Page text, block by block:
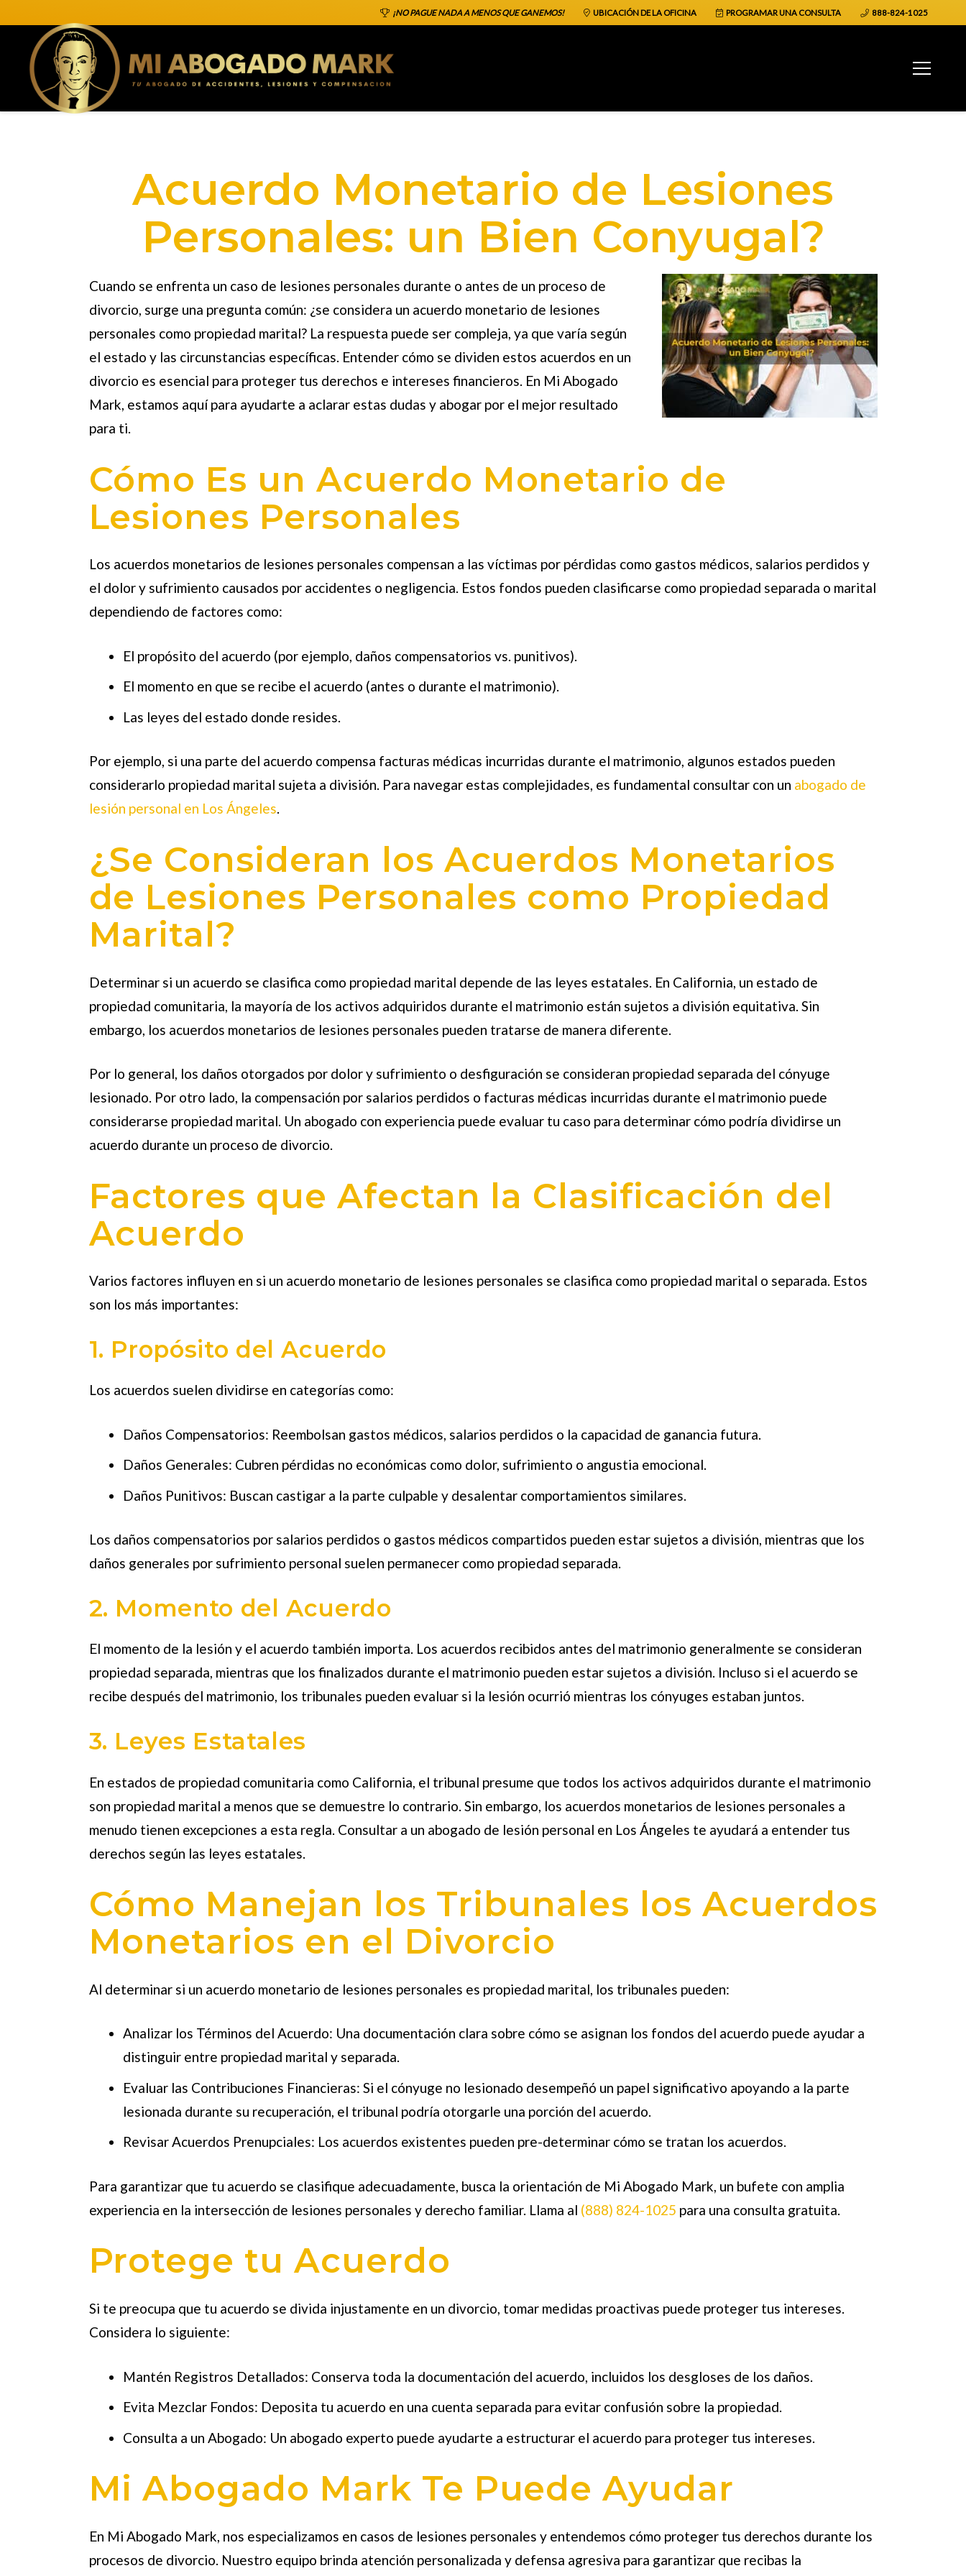
¡NO PAGUE NADA A MENOS QUE GANEMOS! UBICACIÓN DE LA OFICINA PROGRAMAR UNA CONSULTA 888-824-1025
Acuerdo Monetario de Lesiones
Personales: un Bien Conyugal?
Cuando se enfrenta un caso de lesiones personales durante o antes de un proceso de
divorcio, surge una pregunta común: ¿se considera un acuerdo monetario de lesiones
personales como propiedad marital? La respuesta puede ser compleja, ya que varía según
el estado y las circunstancias específicas. Entender cómo se dividen estos acuerdos en un
divorcio es esencial para proteger tus derechos e intereses financieros. En Mi Abogado
Mark, estamos aquí para ayudarte a aclarar estas dudas y abogar por el mejor resultado
para ti.
Cómo Es un Acuerdo Monetario de
Lesiones Personales
Los acuerdos monetarios de lesiones personales compensan a las víctimas por pérdidas como gastos médicos, salarios perdidos y
el dolor y sufrimiento causados por accidentes o negligencia. Estos fondos pueden clasificarse como propiedad separada o marital
dependiendo de factores como:
El propósito del acuerdo (por ejemplo, daños compensatorios vs. punitivos).
El momento en que se recibe el acuerdo (antes o durante el matrimonio).
Las leyes del estado donde resides.
Por ejemplo, si una parte del acuerdo compensa facturas médicas incurridas durante el matrimonio, algunos estados pueden
considerarlo propiedad marital sujeta a división. Para navegar estas complejidades, es fundamental consultar con un abogado de
lesión personal en Los Ángeles.
¿Se Consideran los Acuerdos Monetarios
de Lesiones Personales como Propiedad
Marital?
Determinar si un acuerdo se clasifica como propiedad marital depende de las leyes estatales. En California, un estado de
propiedad comunitaria, la mayoría de los activos adquiridos durante el matrimonio están sujetos a división equitativa. Sin
embargo, los acuerdos monetarios de lesiones personales pueden tratarse de manera diferente.
Por lo general, los daños otorgados por dolor y sufrimiento o desfiguración se consideran propiedad separada del cónyuge
lesionado. Por otro lado, la compensación por salarios perdidos o facturas médicas incurridas durante el matrimonio puede
considerarse propiedad marital. Un abogado con experiencia puede evaluar tu caso para determinar cómo podría dividirse un
acuerdo durante un proceso de divorcio.
Factores que Afectan la Clasificación del
Acuerdo
Varios factores influyen en si un acuerdo monetario de lesiones personales se clasifica como propiedad marital o separada. Estos
son los más importantes:
1. Propósito del Acuerdo
Los acuerdos suelen dividirse en categorías como:
Daños Compensatorios: Reembolsan gastos médicos, salarios perdidos o la capacidad de ganancia futura.
Daños Generales: Cubren pérdidas no económicas como dolor, sufrimiento o angustia emocional.
Daños Punitivos: Buscan castigar a la parte culpable y desalentar comportamientos similares.
Los daños compensatorios por salarios perdidos o gastos médicos compartidos pueden estar sujetos a división, mientras que los
daños generales por sufrimiento personal suelen permanecer como propiedad separada.
2. Momento del Acuerdo
El momento de la lesión y el acuerdo también importa. Los acuerdos recibidos antes del matrimonio generalmente se consideran
propiedad separada, mientras que los finalizados durante el matrimonio pueden estar sujetos a división. Incluso si el acuerdo se
recibe después del matrimonio, los tribunales pueden evaluar si la lesión ocurrió mientras los cónyuges estaban juntos.
3. Leyes Estatales
En estados de propiedad comunitaria como California, el tribunal presume que todos los activos adquiridos durante el matrimonio
son propiedad marital a menos que se demuestre lo contrario. Sin embargo, los acuerdos monetarios de lesiones personales a
menudo tienen excepciones a esta regla. Consultar a un abogado de lesión personal en Los Ángeles te ayudará a entender tus
derechos según las leyes estatales.
Cómo Manejan los Tribunales los Acuerdos
Monetarios en el Divorcio
Al determinar si un acuerdo monetario de lesiones personales es propiedad marital, los tribunales pueden:
Analizar los Términos del Acuerdo: Una documentación clara sobre cómo se asignan los fondos del acuerdo puede ayudar a
distinguir entre propiedad marital y separada.
Evaluar las Contribuciones Financieras: Si el cónyuge no lesionado desempeñó un papel significativo apoyando a la parte
lesionada durante su recuperación, el tribunal podría otorgarle una porción del acuerdo.
Revisar Acuerdos Prenupciales: Los acuerdos existentes pueden pre-determinar cómo se tratan los acuerdos.
Para garantizar que tu acuerdo se clasifique adecuadamente, busca la orientación de Mi Abogado Mark, un bufete con amplia
experiencia en la intersección de lesiones personales y derecho familiar. Llama al (888) 824-1025 para una consulta gratuita.
Protege tu Acuerdo
Si te preocupa que tu acuerdo se divida injustamente en un divorcio, tomar medidas proactivas puede proteger tus intereses.
Considera lo siguiente:
Mantén Registros Detallados: Conserva toda la documentación del acuerdo, incluidos los desgloses de los daños.
Evita Mezclar Fondos: Deposita tu acuerdo en una cuenta separada para evitar confusión sobre la propiedad.
Consulta a un Abogado: Un abogado experto puede ayudarte a estructurar el acuerdo para proteger tus intereses.
Mi Abogado Mark Te Puede Ayudar
En Mi Abogado Mark, nos especializamos en casos de lesiones personales y entendemos cómo proteger tus derechos durante los
procesos de divorcio. Nuestro equipo brinda atención personalizada y defensa agresiva para garantizar que recibas la